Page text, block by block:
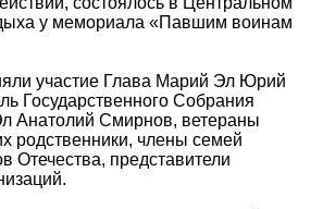
у мемориала «Павшим воинам
участие Глава Марий Эл Юрий
Государственного Собрания
Анатолий Смирнов, ветераны
родственники, члены семей
Отечества, представители